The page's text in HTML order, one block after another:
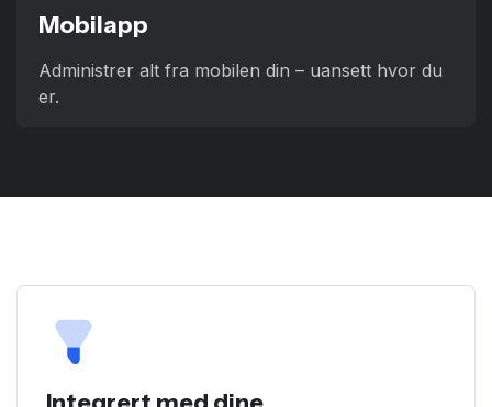
Mobilapp
Administrer alt fra mobilen din – uansett hvor du
er.